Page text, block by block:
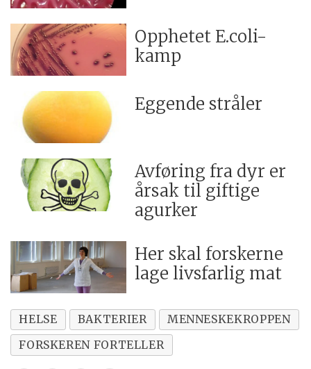
Opphetet E.coli-
kamp
Eggende stråler
Avføring fra dyr er
årsak til giftige
agurker
Her skal forskerne
lage livsfarlig mat
HELSE BAKTERIER
MENNESKEKROPPEN
FORSKEREN FORTELLER